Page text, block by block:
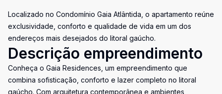
Localizado no Condomínio Gaia Atlântida, o apartamento reúne
exclusividade, conforto e qualidade de vida em um dos
endereços mais desejados do litoral gaúcho.
Descrição empreendimento
Conheça o Gaia Residences, um empreendimento que
combina sofisticação, conforto e lazer completo no litoral
gaúcho. Com arquitetura contemporânea e ambientes